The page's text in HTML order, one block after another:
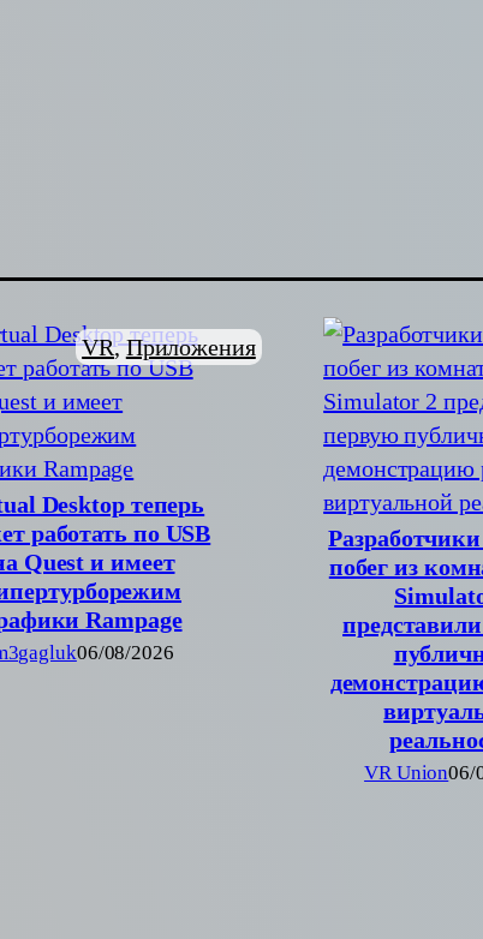
Desktop теперь
работать по USB
Quest и имеет
Rampage
VR, Приложения
06/08/2026
побег из
VR Union06/